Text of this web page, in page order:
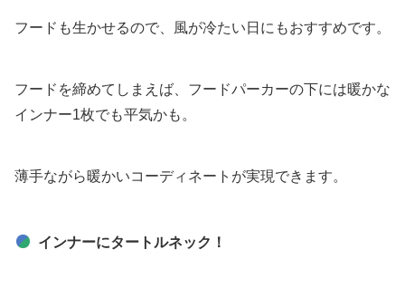
フードも生かせるので、風が冷たい日にもおすすめです。
フードを締めてしまえば、フードパーカーの下には暖かな
インナー1枚でも平気かも。
薄手ながら暖かいコーディネートが実現できます。
インナーにタートルネック！